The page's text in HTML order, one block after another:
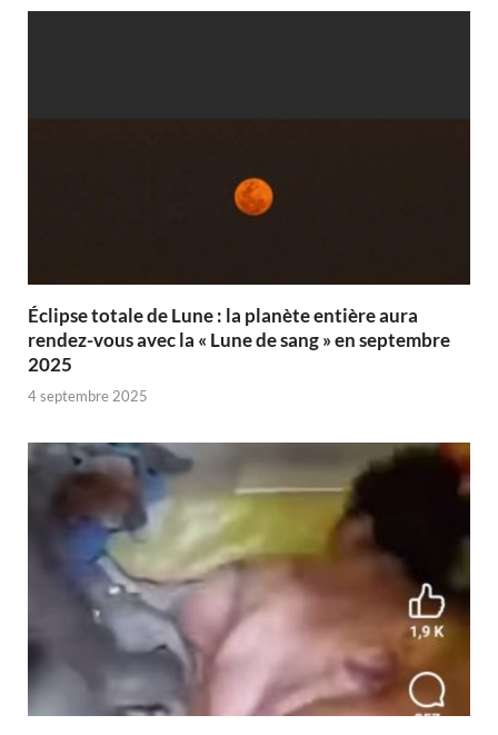
Éclipse totale de Lune : la planète entière aura
rendez-vous avec la « Lune de sang » en septembre
2025
4 septembre 2025